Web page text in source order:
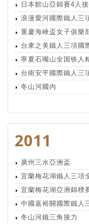
日本館山亞錦賽4人接
浪漫愛河國際鐵人三
重慶海峽盃女子俱樂
台東之美鐵人三項國
寧夏石嘴山全国铁人
台南安平國際鐵人三
冬山河國內
2011
廣州三水亞洲盃
宜蘭梅花湖鐵人三項
宜蘭梅花湖亞洲錦標
中國嘉裕關國際鐵人
冬山河鐵三角接力